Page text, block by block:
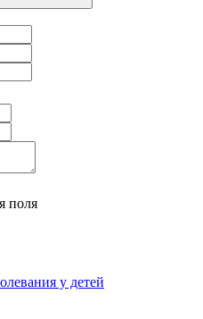
поля
у детей